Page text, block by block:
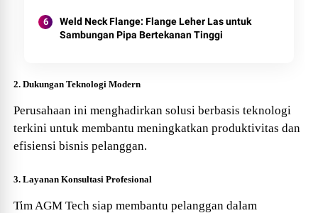
Weld Neck Flange: Flange Leher Las untuk
Sambungan Pipa Bertekanan Tinggi
2. Dukungan Teknologi Modern
Perusahaan ini menghadirkan solusi berbasis teknologi
terkini untuk membantu meningkatkan produktivitas dan
efisiensi bisnis pelanggan.
3. Layanan Konsultasi Profesional
Tim AGMTechsiap membantu pelanggan dalam